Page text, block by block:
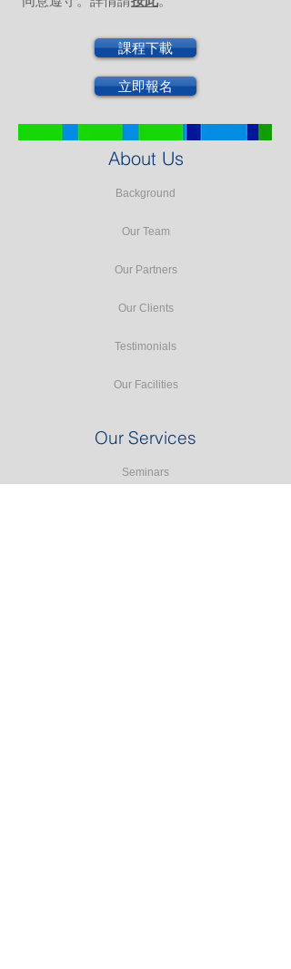
課程下載
立即報名
About Us
Background
Our Team
Our Partners
Our Clients
Testimonials
Our Facilities
Our Services
Seminars